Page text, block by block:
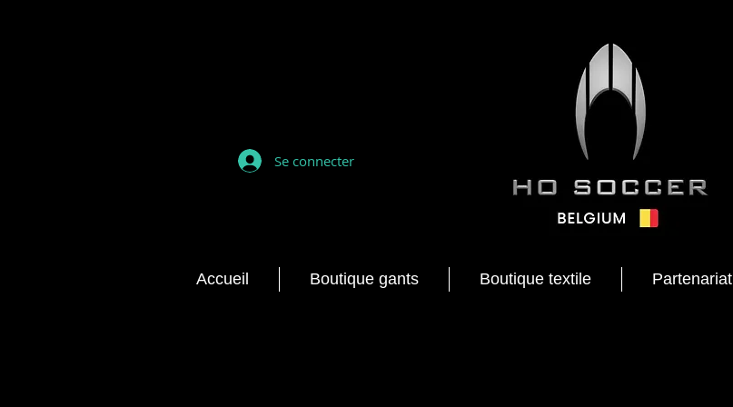
Se connecter
Accueil Boutique gants Boutique textile Partenariat